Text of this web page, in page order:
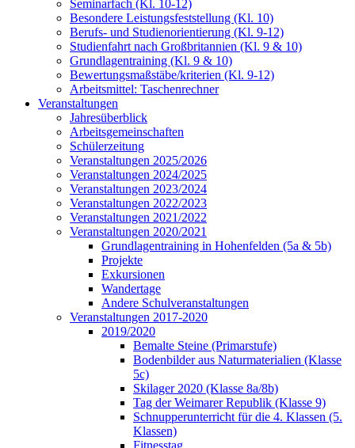
Seminarfach (Kl. 10-12)
Besondere Leistungsfeststellung (Kl. 10)
Berufs- und Studienorientierung (Kl. 9-12)
Studienfahrt nach Großbritannien (Kl. 9 & 10)
Grundlagentraining (Kl. 9 & 10)
Bewertungsmaßstäbe/kriterien (Kl. 9-12)
Arbeitsmittel: Taschenrechner
Veranstaltungen
Jahresüberblick
Arbeitsgemeinschaften
Schülerzeitung
Veranstaltungen 2025/2026
Veranstaltungen 2024/2025
Veranstaltungen 2023/2024
Veranstaltungen 2022/2023
Veranstaltungen 2021/2022
Veranstaltungen 2020/2021
Grundlagentraining in Hohenfelden (5a & 5b)
Projekte
Exkursionen
Wandertage
Andere Schulveranstaltungen
Veranstaltungen 2017-2020
2019/2020
Bemalte Steine (Primarstufe)
Bodenbilder aus Naturmaterialien (Klasse
5c)
Skilager 2020 (Klasse 8a/8b)
Tag der Weimarer Republik (Klasse 9)
Schnupperunterricht für die 4. Klassen (5.
Klassen)
Fitnesstag